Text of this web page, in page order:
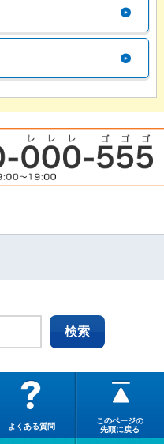
よくある質問
このページの
先頭に戻る